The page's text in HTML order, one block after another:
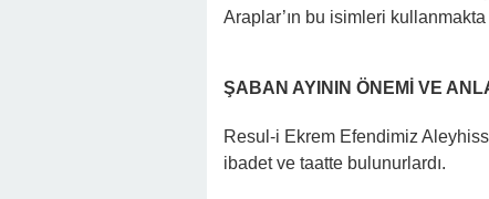
Araplar’ın bu isimleri
ŞABAN AYININ ÖNEMİ VE
Resul-i Ekrem Efendimiz
ibadet ve taatte bulunurlardı.